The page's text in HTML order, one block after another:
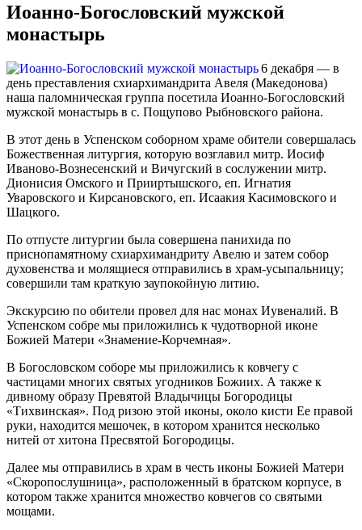
Иоанно-Богословский мужской
монастырь
6 декабря — в
день преставления схиархимандрита Авеля (Македонова)
наша паломническая группа посетила Иоанно-Богословский
мужской монастырь в с. Пощупово Рыбновского района.
В этот день в Успенском соборном храме обители совершалась
Божественная литургия, которую возглавил митр. Иосиф
Иваново-Вознесенский и Вичугский в сослужении митр.
Дионисия Омского и Прииртышского, еп. Игнатия
Уваровского и Кирсановского, еп. Исаакия Касимовского и
Шацкого.
По отпусте литургии была совершена панихида по
приснопамятному схиархимандриту Авелю и затем собор
духовенства и молящиеся отправились в храм-усыпальницу;
совершили там краткую заупокойную литию.
Экскурсию по обители провел для нас монах Иувеналий. В
Успенском собре мы приложились к чудотворной иконе
Божией Матери «Знамение-Корчемная».
В Богословском соборе мы приложились к ковчегу с
частицами многих святых угодников Божиих. А также к
дивному образу Превятой Владычицы Богородицы
«Тихвинская». Под ризою этой иконы, около кисти Ее правой
руки, находится мешочек, в котором хранится несколько
нитей от хитона Пресвятой Богородицы.
Далее мы отправились в храм в честь иконы Божией Матери
«Скоропослушница», расположенный в братском корпусе, в
котором также хранится множество ковчегов со святыми
мощами.